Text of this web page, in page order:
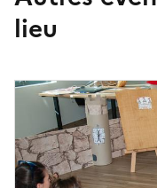
lieu